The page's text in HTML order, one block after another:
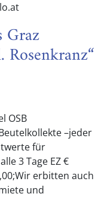
Graz
OSB
–jeder
für
3 Tage EZ €
erbitten auch
und